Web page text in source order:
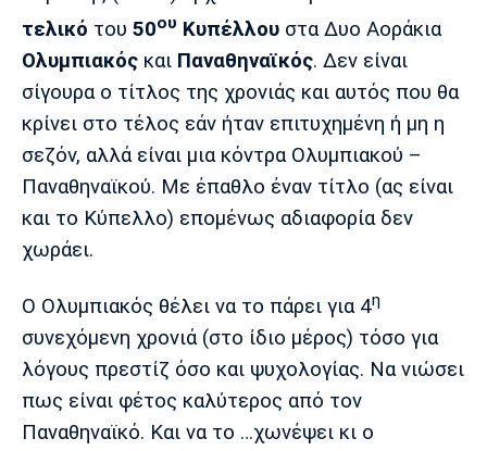
Πολιτισμός
Τραγούδια
Cine Spot
Running
Media
Πρόγραμμα TV
Ιωνικός Κηφισιά Πανσερραϊκός
Μάντσεστερ
Γιουνάιτεντ
Τσέλσι Άρσεναλ
τελικό του 50ου Κυπέλλου στα Δυο Αοράκια
Ολυμπιακός και Παναθηναϊκός. Δεν είναι
σίγουρα ο τίτλος της χρονιάς και αυτός που θα
κρίνει στο τέλος εάν ήταν επιτυχημένη ή μη η
σεζόν, αλλά είναι μια κόντρα Ολυμπιακού –
Παναθηναϊκού. Με έπαθλο έναν τίτλο (ας είναι
και το Κύπελλο) επομένως αδιαφορία δεν
χωράει.
Ο Ολυμπιακός θέλει να το πάρει για 4η
συνεχόμενη χρονιά (στο ίδιο μέρος) τόσο για
λόγους πρεστίζ όσο και ψυχολογίας. Να νιώσει
πως είναι φέτος καλύτερος από τον
Παναθηναϊκό. Και να το …χωνέψει κι ο